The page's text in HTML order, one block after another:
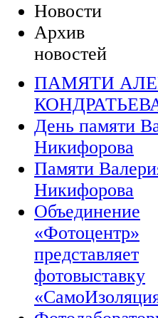
Новости
Архив
новостей
ПАМЯТИ
День памяти
Никифорова
Памяти
Никифорова
Объединение
«Фотоцентр»
представляет
фотовыставку